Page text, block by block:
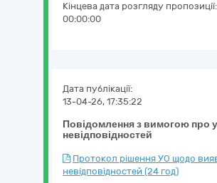
Кінцева дата розгляду пропозиції:
00:00:00
Повідомлення з вимогою про
невідповідностей
Дата публікації:
13-04-26, 17:35:22
Протокол рішення УО щодо
невідповідностей (24 год)